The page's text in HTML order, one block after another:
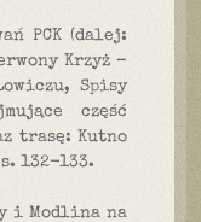
PCK (dalej:
Krzyż –
Spisy
część
trasę: Kutno
132-133.
i Modlina na